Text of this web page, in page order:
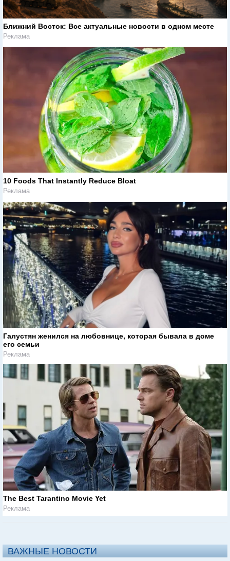
Ближний Восток: Все актуальные новости в одном месте
Реклама
10 Foods That Instantly Reduce Bloat
Реклама
Галустян женился на любовнице, которая бывала в доме
его семьи
Реклама
The Best Tarantino Movie Yet
Реклама
ВАЖНЫЕ НОВОСТИ